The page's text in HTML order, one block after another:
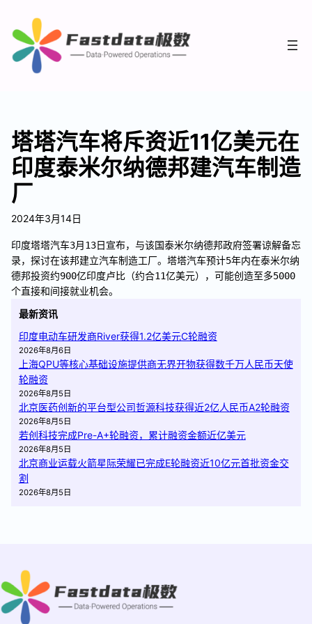
塔塔汽车将斥资近11亿美元在
印度泰米尔纳德邦建汽车制造
厂
2024年3月14日
印度塔塔汽车3月13日宣布，与该国泰米尔纳德邦政府签署谅解备忘
录，探讨在该邦建立汽车制造工厂。塔塔汽车预计5年内在泰米尔纳
德邦投资约900亿印度卢比（约合11亿美元），可能创造至多5000
个直接和间接就业机会。
最新资讯
印度电动车研发商River获得1.2亿美元C轮融资
2026年8月6日
上海QPU等核心基础设施提供商无界开物获得数千万人民币天使
轮融资
2026年8月5日
北京医药创新的平台型公司哲源科技获得近2亿人民币A2轮融资
2026年8月5日
若创科技完成Pre-A+轮融资，累计融资金额近亿美元
2026年8月5日
北京商业运载火箭星际荣耀已完成E轮融资近10亿元首批资金交
割
2026年8月5日